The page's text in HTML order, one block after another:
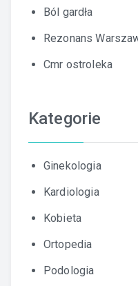
Ból gardła
Rezonans
Cmr ostroleka
Kategorie
Ginekologia
Kardiologia
Kobieta
Ortopedia
Podologia